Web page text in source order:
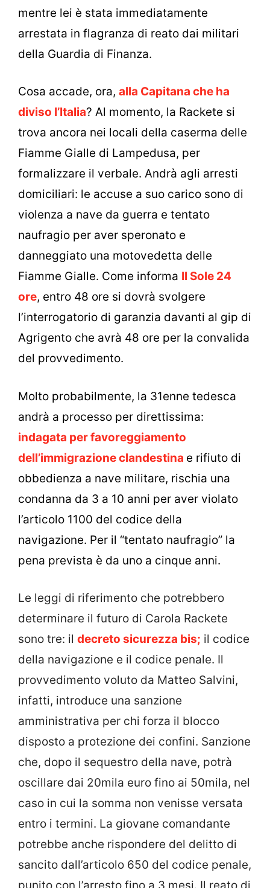
mentre lei è stata immediatamente
arrestata in flagranza di reato dai militari
della Guardia di Finanza.
Cosa accade, ora, alla Capitana che ha
diviso l’Italia? Al momento, la Rackete si
trova ancora nei locali della caserma delle
Fiamme Gialle di Lampedusa, per
formalizzare il verbale. Andrà agli arresti
domiciliari: le accuse a suo carico sono di
violenza a nave da guerra e tentato
naufragio per aver speronato e
danneggiato una motovedetta delle
Fiamme Gialle. Come informa Il Sole 24
ore, entro 48 ore si dovrà svolgere
l’interrogatorio di garanzia davanti al gip di
Agrigento che avrà 48 ore per la convalida
del provvedimento.
Molto probabilmente, la 31enne tedesca
andrà a processo per direttissima:
indagata per favoreggiamento
dell’immigrazione clandestina e rifiuto di
obbedienza a nave militare, rischia una
condanna da 3 a 10 anni per aver violato
l’articolo 1100 del codice della
navigazione. Per il “tentato naufragio” la
pena prevista è da uno a cinque anni.
Le leggi di riferimento che potrebbero
determinare il futuro di Carola Rackete
sono tre: il decreto sicurezza bis; il codice
della navigazione e il codice penale. Il
provvedimento voluto da Matteo Salvini,
infatti, introduce una sanzione
amministrativa per chi forza il blocco
disposto a protezione dei confini. Sanzione
che, dopo il sequestro della nave, potrà
oscillare dai 20mila euro fino ai 50mila, nel
caso in cui la somma non venisse versata
entro i termini. La giovane comandante
potrebbe anche rispondere del delitto di
sancito dall’articolo 650 del codice penale,